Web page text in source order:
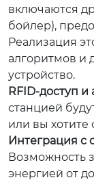
включаются
бойлер),
Реализация
алгоритмов и
устройство.
RFID-доступ и
станцией
или вы хотите
Интеграция с
Возможность
энергией от